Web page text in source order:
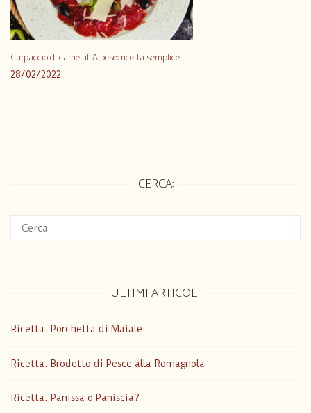
Carpaccio di carne all’Albese: ricetta semplice
28/02/2022
CERCA:
ULTIMI ARTICOLI
Ricetta: Porchetta di Maiale
Ricetta: Brodetto di Pesce alla Romagnola
Ricetta: Panissa o Paniscia?